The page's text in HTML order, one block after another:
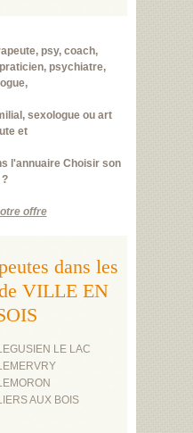
psy, coach,
psychiatre,
sexologue ou art
et
l'annuaire Choisir son
offre
dans les
VILLE EN
LE LAC
AUX BOIS